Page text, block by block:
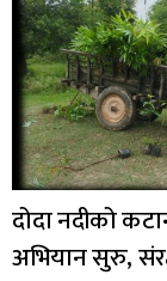
दोदा नदीको
अभियान सुरु,